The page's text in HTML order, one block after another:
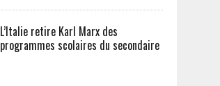
L’Italie retire Karl Marx des
programmes scolaires du secondaire